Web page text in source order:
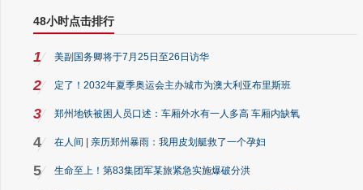
48小时点击排行
1 美副国务卿将于7月25日至26日访华
2 定了！2032年夏季奥运会主办城市为澳大利亚布里斯班
3 郑州地铁被困人员口述：车厢外水有一人多高 车厢内缺氧
4 在人间 | 亲历郑州暴雨：我用皮划艇救了一个孕妇
5 生命至上！第83集团军某旅紧急实施爆破分洪